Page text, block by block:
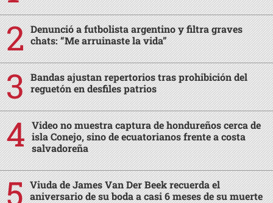
Denunció a futbolista argentino y filtra graves
chats: “Me arruinaste la vida”
Bandas ajustan repertorios tras prohibición del
reguetón en desfiles patrios
Video no muestra captura de hondureños cerca de
isla Conejo, sino de ecuatorianos frente a costa
salvadoreña
Viuda de James Van Der Beek recuerda el
aniversario de su boda a casi 6 meses de su muerte